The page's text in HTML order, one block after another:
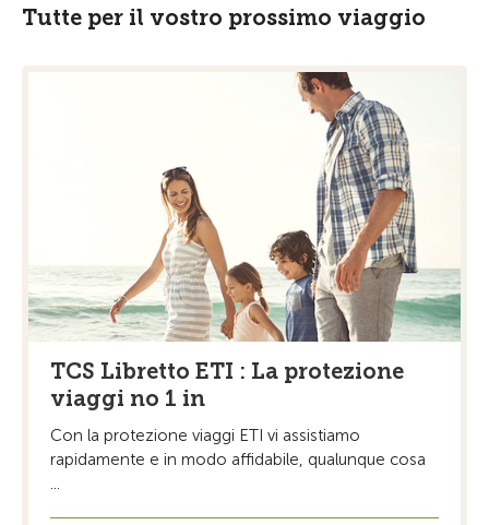
Tutte per il vostro prossimo viaggio
TCS Libretto ETI : La protezione
viaggi no 1 in
Con la protezione viaggi ETI vi assistiamo
rapidamente e in modo affidabile, qualunque cosa
...